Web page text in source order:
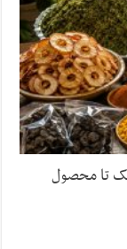
تا محصول